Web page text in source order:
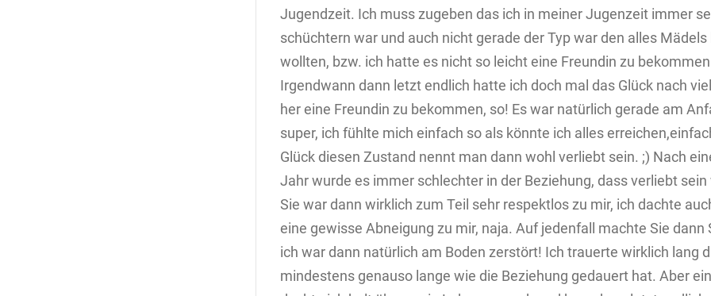
Jugendzeit. Ich muss zugeben das ich in meiner Jugenzeit immer
schüchtern war und auch nicht gerade der Typ war den alles Mädels
wollten, bzw. ich hatte es nicht so leicht eine Freundin zu
Irgendwann dann letzt endlich hatte ich doch mal das Glück nach
her eine Freundin zu bekommen, so! Es war natürlich gerade am
super, ich fühlte mich einfach so als könnte ich alles
Glück diesen Zustand nennt man dann wohl verliebt sein. ;) Nach
Jahr wurde es immer schlechter in der Beziehung, dass verliebt sein
Sie war dann wirklich zum Teil sehr respektlos zu mir, ich dachte
eine gewisse Abneigung zu mir, naja. Auf jedenfall machte Sie dann
ich war dann natürlich am Boden zerstört! Ich trauerte wirklich lang
mindestens genauso lange wie die Beziehung gedauert hat. Aber